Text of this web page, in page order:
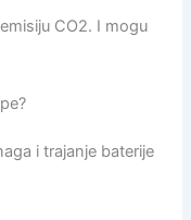
CO2. I mogu
i trajanje baterije